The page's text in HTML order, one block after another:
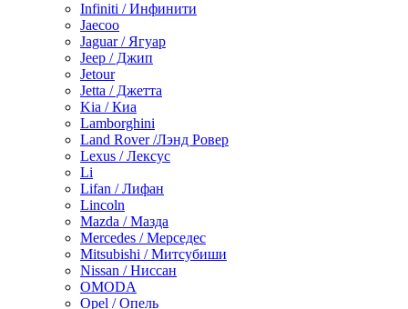
Infiniti / Инфинити
Jaecoo
Jaguar / Ягуар
Jeep / Джип
Jetour
Jetta / Джетта
Kia / Киа
Lamborghini
Land Rover /Лэнд Ровер
Lexus / Лексус
Li
Lifan / Лифан
Lincoln
Mazda / Мазда
Mercedes / Мерседес
Mitsubishi / Митсубиши
Nissan / Ниссан
OMODA
Opel / Опель